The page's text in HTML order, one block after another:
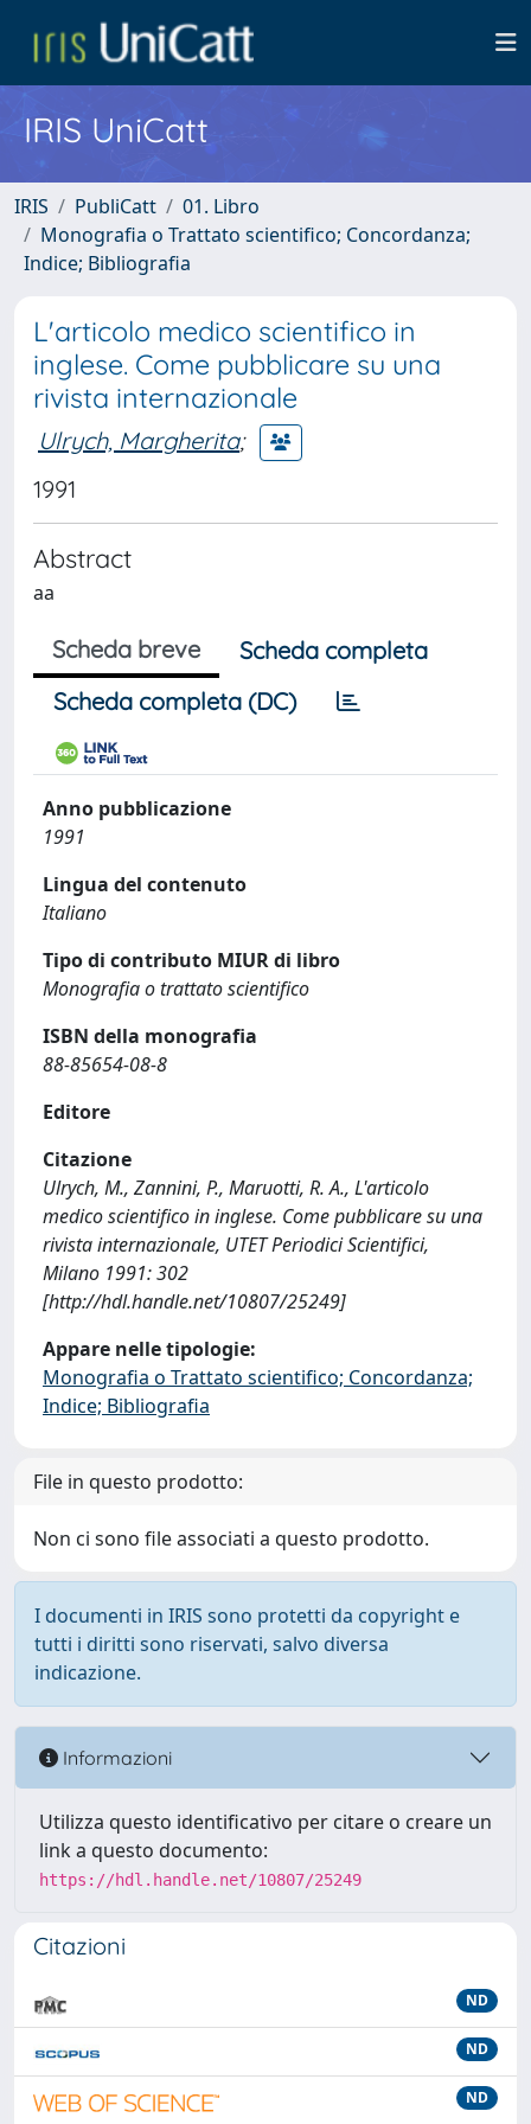
IRIS UniCatt
IRIS PubliCatt
01. Libro
Monografia o Trattato scientifico; Concordanza;
Indice; Bibliografia
L'articolo medico scientifico in
inglese. Come pubblicare su una
rivista internazionale
Ulrych, Margherita;
1991
Abstract
aa
Scheda breve
Scheda completa
Scheda completa (DC)
Anno pubblicazione
1991
Lingua del contenuto
Italiano
Tipo di contributo MIUR di libro
Monografia o trattato scientifico
ISBN della monografia
88-85654-08-8
Editore
Citazione
Ulrych, M., Zannini, P., Maruotti, R. A., L'articolo
medico scientifico in inglese. Come pubblicare su una
rivista internazionale, UTET Periodici Scientifici,
Milano 1991: 302
[http://hdl.handle.net/10807/25249]
Appare nelle tipologie:
Monografia o Trattato scientifico; Concordanza;
Indice; Bibliografia
File in questo prodotto:
Non ci sono file associati a questo prodotto.
I documenti in IRIS sono protetti da copyright e
tutti i diritti sono riservati, salvo diversa
indicazione.
Informazioni
Utilizza questo identificativo per citare o creare un
link a questo documento:
https://hdl.handle.net/10807/25249
Citazioni
ND
ND
ND